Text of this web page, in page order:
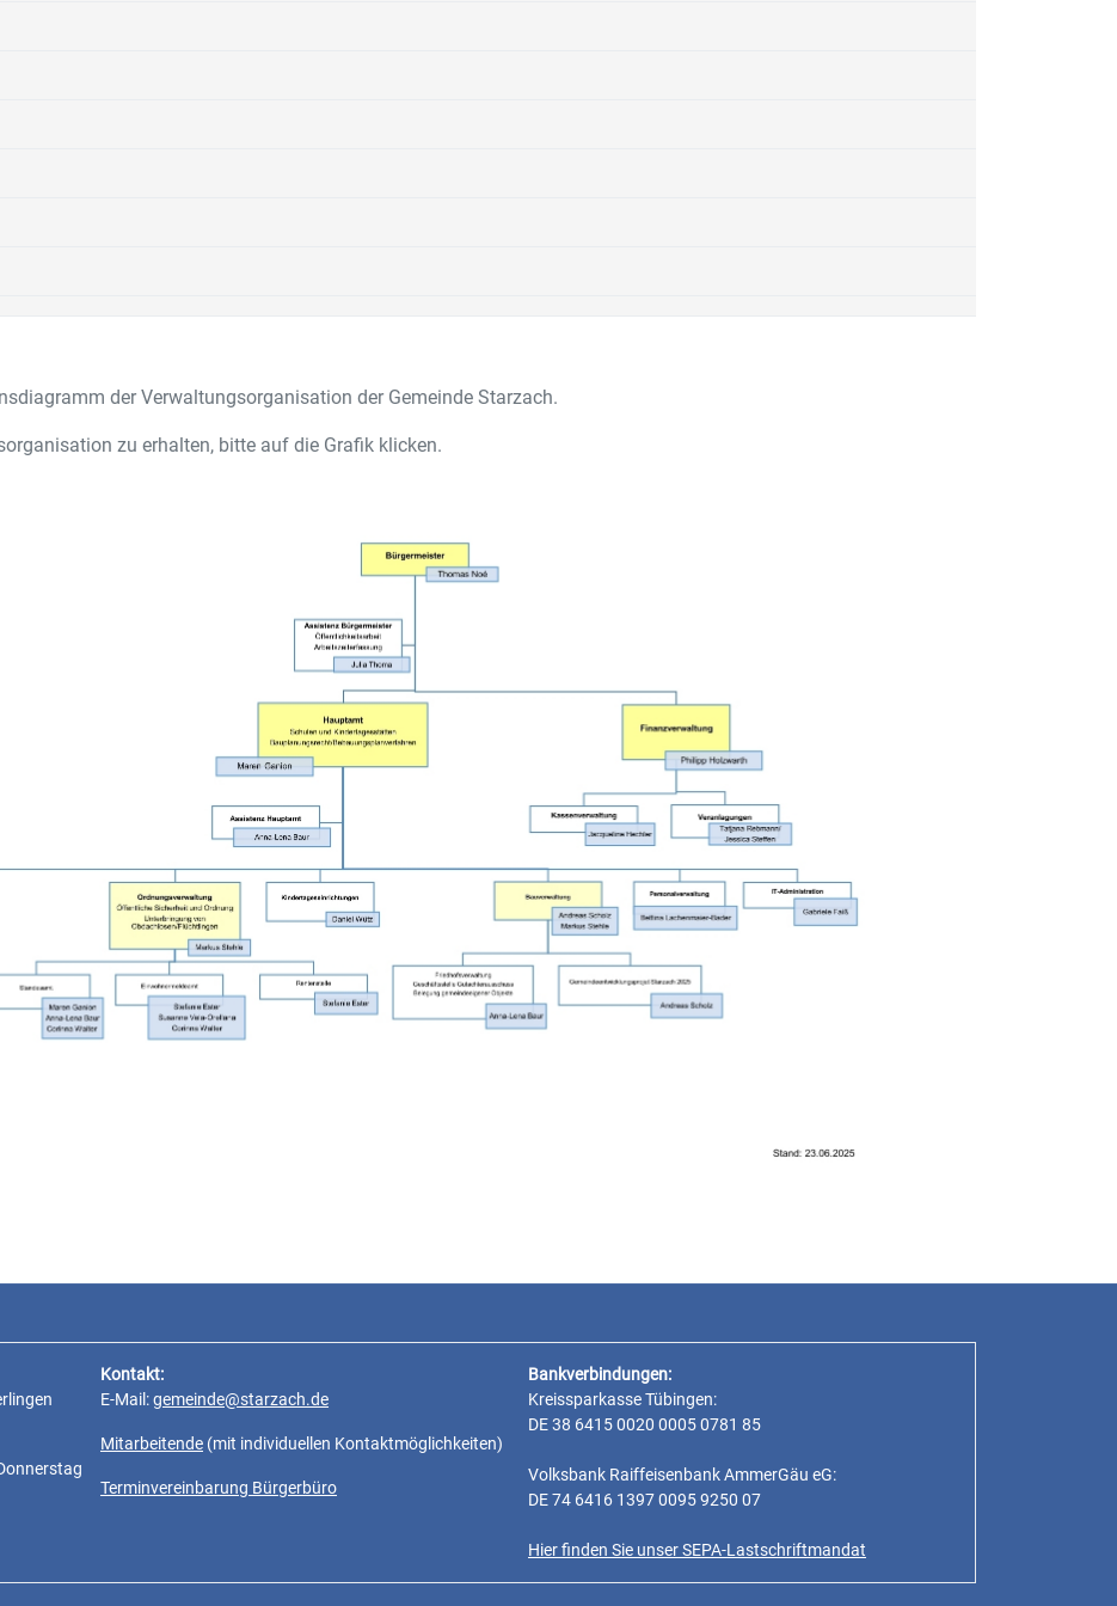
der Verwaltungsorganisation der Gemeinde Starzach.
zu erhalten, bitte auf die Grafik klicken.
Kontakt:
E-Mail:gemeinde@starzach.de
Mitarbeitende (mit individuellen Kontaktmöglichkeiten)
Terminvereinbarung Bürgerbüro
Bankverbindungen:
Kreissparkasse Tübingen:
DE 38 6415 0020 0005 0781 85
Volksbank Raiffeisenbank AmmerGäu eG:
DE 74 6416 1397 0095 9250 07
Hier finden Sie unser SEPA-Lastschriftmandat